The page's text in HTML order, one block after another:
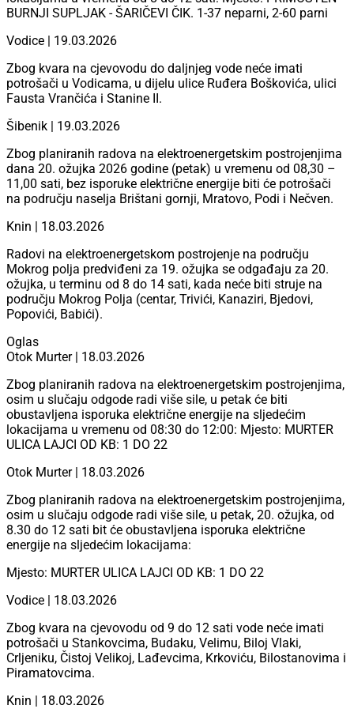
BURNJI SUPLJAK - ŠARIČEVI ČIK. 1-37 neparni, 2-60 parni
Vodice | 19.03.2026
Zbog kvara na cjevovodu do daljnjeg vode neće imati
potrošači u Vodicama, u dijelu ulice Ruđera Boškovića, ulici
Fausta Vrančića i Stanine II.
Šibenik | 19.03.2026
Zbog planiranih radova na elektroenergetskim postrojenjima
dana 20. ožujka 2026 godine (petak) u vremenu od 08,30 –
11,00 sati, bez isporuke električne energije biti će potrošači
na području naselja Brištani gornji, Mratovo, Podi i Nečven.
Knin | 18.03.2026
Radovi na elektroenergetskom postrojenje na području
Mokrog polja predviđeni za 19. ožujka se odgađaju za 20.
ožujka, u terminu od 8 do 14 sati, kada neće biti struje na
području Mokrog Polja (centar, Trivići, Kanaziri, Bjedovi,
Popovići, Babići).
Oglas
Otok Murter | 18.03.2026
Zbog planiranih radova na elektroenergetskim postrojenjima,
osim u slučaju odgode radi više sile, u petak će biti
obustavljena isporuka električne energije na sljedećim
lokacijama u vremenu od 08:30 do 12:00: Mjesto: MURTER
ULICA LAJCI OD KB: 1 DO 22
Otok Murter | 18.03.2026
Zbog planiranih radova na elektroenergetskim postrojenjima,
osim u slučaju odgode radi više sile, u petak, 20. ožujka, od
8.30 do 12 sati bit će obustavljena isporuka električne
energije na sljedećim lokacijama:
Mjesto: MURTER ULICA LAJCI OD KB: 1 DO 22
Vodice | 18.03.2026
Zbog kvara na cjevovodu od 9 do 12 sati vode neće imati
potrošači u Stankovcima, Budaku, Velimu, Biloj Vlaki,
Crljeniku, Čistoj Velikoj, Lađevcima, Krkoviću, Bilostanovima i
Piramatovcima.
Knin | 18.03.2026